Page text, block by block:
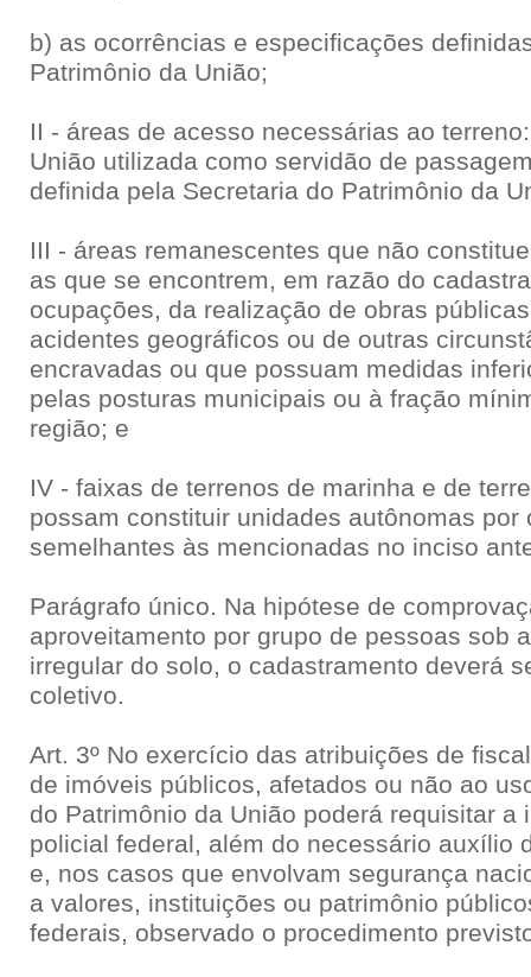
b) as ocorrências e especificações
Patrimônio da União;
II - áreas de acesso necessárias ao
União utilizada como servidão de
definida pela Secretaria do Patrimônio da
III - áreas remanescentes que não
as que se encontrem, em razão do
ocupações, da realização de obras
acidentes geográficos ou de outras
encravadas ou que possuam medidas
pelas posturas municipais ou à fração
região; e
IV - faixas de terrenos de marinha e de
possam constituir unidades autônomas por
semelhantes às mencionadas no inciso
Parágrafo único. Na hipótese de
aproveitamento por grupo de pessoas sob
irregular do solo, o cadastramento deverá
coletivo.
Art. 3º No exercício das atribuições de
de imóveis públicos, afetados ou não ao
do Patrimônio da União poderá requisitar a
policial federal, além do necessário auxílio
e, nos casos que envolvam segurança
a valores, instituições ou patrimônio
federais, observado o procedimento